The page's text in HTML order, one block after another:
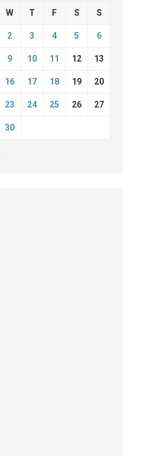
W T F S S
2 3 4 5 6
9 10 11 12 13
16 17 18 19 20
23 24 25 26 27
30